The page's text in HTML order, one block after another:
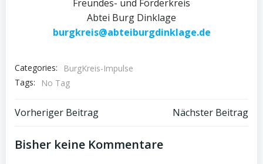
Freundes- und Förderkreis
Abtei Burg Dinklage
burgkreis@abteiburgdinklage.de
Categories:
BurgKreis-Impulse
Tags:
No Tag
Post
navigation
Vorheriger Beitrag
Post
navigation
Nächster Beitrag
Bisher keine Kommentare